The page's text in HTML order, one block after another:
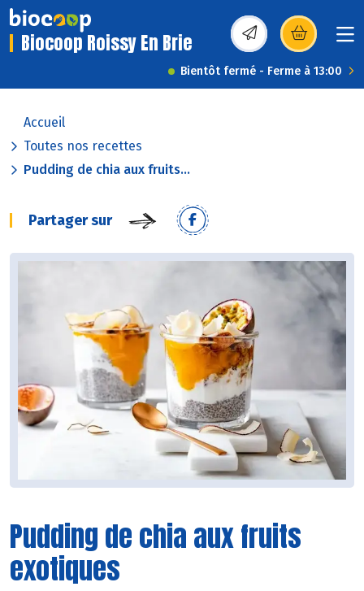
Biocoop Roissy En Brie (s’ouvre dans une
Bientôt fermé - Ferme à 13:00
Accueil
Toutes nos recettes
Pudding de chia aux fruits...
Partager sur
Pudding de chia aux fruits
exotiques